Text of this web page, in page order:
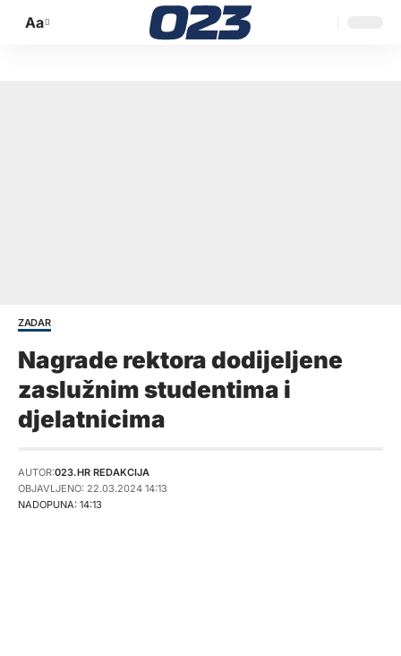
Promijeni
Aa
ZADAR
Nagrade rektora dodijeljene
zaslužnim studentima i
djelatnicima
NADOPUNA: 14:13
AUTOR:023.HR REDAKCIJA
OBJAVLJENO: 22.03.2024 14:13